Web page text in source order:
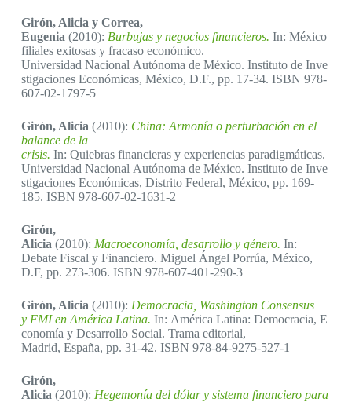
Girón, Alicia y Correa,
Eugenia (2010): Burbujas y negocios financieros. In: México
filiales exitosas y fracaso económico.
Universidad Nacional Autónoma de México. Instituto de Inve
stigaciones Económicas, México, D.F., pp. 17-34. ISBN 978-
607-02-1797-5
Girón, Alicia (2010): China: Armonía o perturbación en el
balance de la
crisis. In: Quiebras financieras y experiencias paradigmáticas.
Universidad Nacional Autónoma de México. Instituto de Inve
stigaciones Económicas, Distrito Federal, México, pp. 169-
185. ISBN 978-607-02-1631-2
Girón,
Alicia (2010): Macroeconomía, desarrollo y género. In:
Debate Fiscal y Financiero. Miguel Ángel Porrúa, México,
D.F, pp. 273-306. ISBN 978-607-401-290-3
Girón, Alicia (2010): Democracia, Washington Consensus
y FMI en América Latina. In: América Latina: Democracia, E
conomía y Desarrollo Social. Trama editorial,
Madrid, España, pp. 31-42. ISBN 978-84-9275-527-1
Girón,
Alicia (2010): Hegemonía del dólar y sistema financiero para